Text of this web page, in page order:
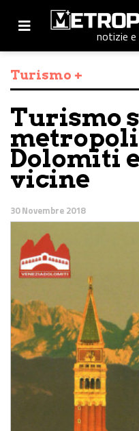
notizie
Turismo +
Turismo
Dolomiti
vicine
30 Novembre 2018